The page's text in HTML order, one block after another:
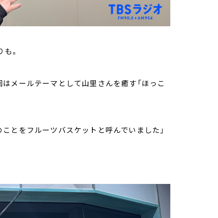
。
メールテーマとして山里さんを癒す「ほっこ
とをフルーツバスケットと呼んでいました」